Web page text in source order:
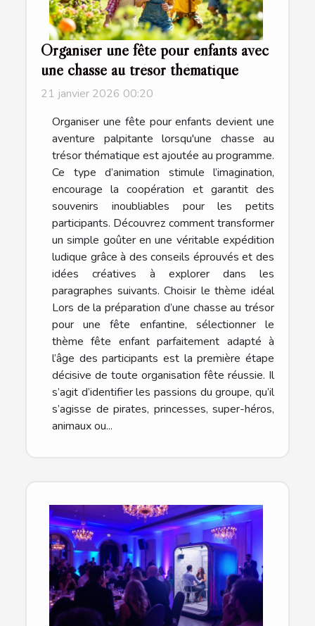
Organiser une fête pour enfants avec
une chasse au trésor thématique
21 janvier 2026 00:20
Organiser une fête pour enfants devient une
aventure palpitante lorsqu'une chasse au
trésor thématique est ajoutée au programme.
Ce type d’animation stimule l’imagination,
encourage la coopération et garantit des
souvenirs inoubliables pour les petits
participants. Découvrez comment transformer
un simple goûter en une véritable expédition
ludique grâce à des conseils éprouvés et des
idées créatives à explorer dans les
paragraphes suivants. Choisir le thème idéal
Lors de la préparation d’une chasse au trésor
pour une fête enfantine, sélectionner le
thème fête enfant parfaitement adapté à
l’âge des participants est la première étape
décisive de toute organisation fête réussie. Il
s’agit d’identifier les passions du groupe, qu’il
s’agisse de pirates, princesses, super-héros,
animaux ou...